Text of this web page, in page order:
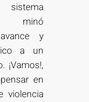
minó
y
a un
¡Vamos!,
en
violencia